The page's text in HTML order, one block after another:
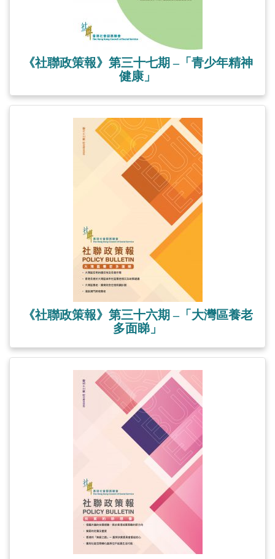
《社聯政策報》第三十七期 –「青少年精神
健康」
《社聯政策報》第三十六期 –「大灣區養老
多面睇」